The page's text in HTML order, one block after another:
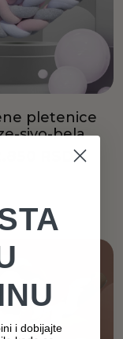
pletenice
sivo-bela
RSD
i dobijajte